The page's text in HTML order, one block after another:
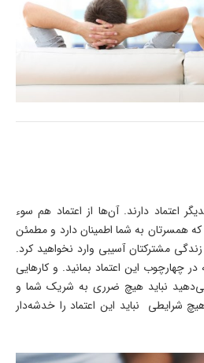
اعتماد دارند. آن‌ها از اعتماد هم سوء
که همسرتان به شما اطمینان دارد و مطمئن
مشترکتان آسیبی وارد نخواهید کرد.
چهارچوب این اعتماد بمانید. و کارهایی
نباید هیچ ضرری به شریک شما و
شرایطی نباید این اعتماد را خدشه‌دار